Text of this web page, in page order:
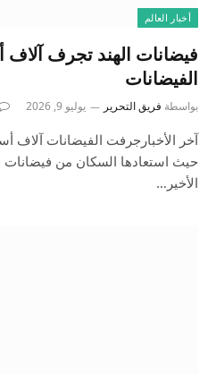
أخبار العالم
فيضانات الهند تجرف آلاف
الفيضانات
بواسطة فريق التحرير يوليو 9, 2026
آخر الأخبارجرفت الفيضانات آلاف
حيث استعادها السكان من فيضانات
الأخير…